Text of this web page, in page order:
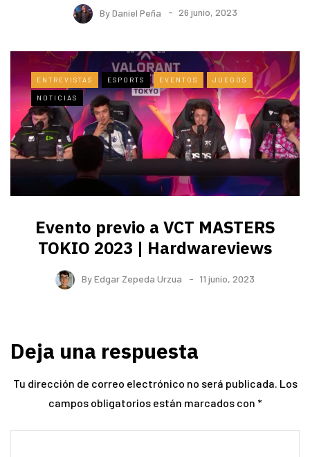
ByDaniel Peña 26 junio, 2023
ENTREVISTAS ESPORTS EVENTOS JUEGOS
NOTICIAS
Evento previo a VCT MASTERS
TOKIO 2023 | Hardwareviews
ByEdgar Zepeda Urzua 11 junio, 2023
Deja una respuesta
Tu dirección de correo electrónico no será publicada. Los
campos obligatorios están marcados con *